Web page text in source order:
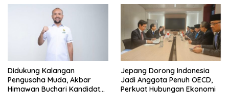
Didukung Kalangan
Pengusaha Muda, Akbar
Himawan Buchari Kandidat
Jepang Dorong Indonesia
Jadi Anggota Penuh OECD,
Perkuat Hubungan Ekonomi